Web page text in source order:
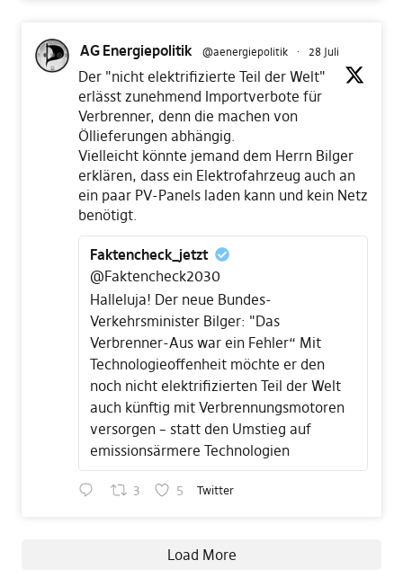
AG Energiepolitik @aenergiepolitik · 28 Juli
Der "nicht elektrifizierte Teil der Welt"
erlässt zunehmend Importverbote für
Verbrenner, denn die machen von
Öllieferungen abhängig.
Vielleicht könnte jemand dem Herrn Bilger
erklären, dass ein Elektrofahrzeug auch an
ein paar PV-Panels laden kann und kein Netz
benötigt.
Faktencheck_jetzt
@Faktencheck2030
Halleluja! Der neue Bundes-
Verkehrsminister Bilger: "Das
Verbrenner-Aus war ein Fehler“ Mit
Technologieoffenheit möchte er den
noch nicht elektrifizierten Teil der Welt
auch künftig mit Verbrennungsmotoren
versorgen – statt den Umstieg auf
emissionsärmere Technologien
3 5 Twitter
Load More